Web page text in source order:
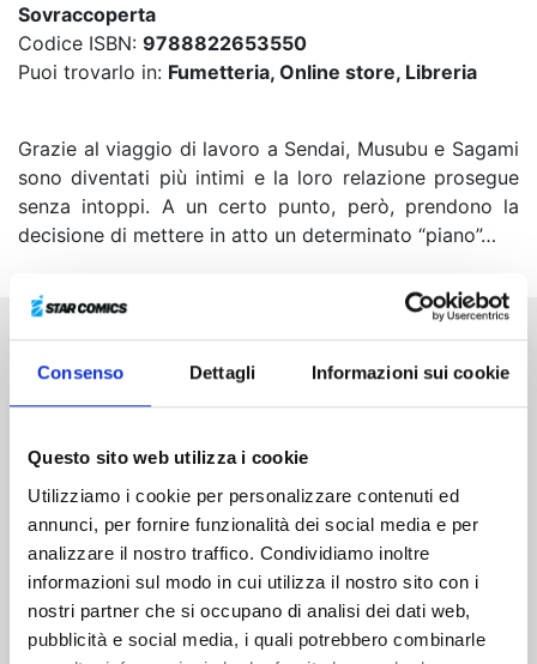
Consenso Dettagli Informazioni sui cookie
Questo sito web utilizza i cookie
Utilizziamo i cookie per personalizzare contenuti ed
annunci, per fornire funzionalità dei social media e per
analizzare il nostro traffico. Condividiamo inoltre
informazioni sul modo in cui utilizza il nostro sito con i
nostri partner che si occupano di analisi dei dati web,
pubblicità e social media, i quali potrebbero combinarle
Sovraccoperta
Codice ISBN: 9788822653550
Puoi trovarlo in: Fumetteria, Online store, Libreria
Grazie al viaggio di lavoro a Sendai, Musubu e Sagami
sono diventati più intimi e la loro relazione prosegue
senza intoppi. A un certo punto, però, prendono la
decisione di mettere in atto un determinato “piano”…
Altri volumi della serie